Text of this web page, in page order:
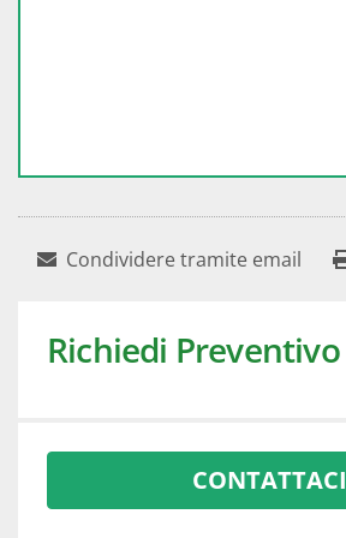
Condividere tramite email
Richiedi Preventivo
CONTATTACI